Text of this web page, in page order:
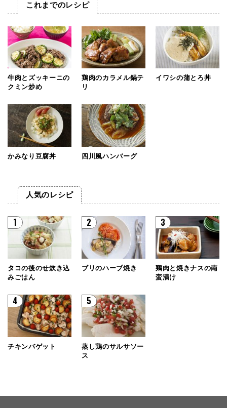
これまでのレシピ
牛肉とズッキーニの
クミン炒め
鶏肉のカラメル鍋テ
リ
イワシの蒲とろ丼
かみなり豆腐丼 四川風ハンバーグ
人気のレシピ
1
タコの後のせ炊き込
みごはん
2
ブリのハーブ焼き
3
鶏肉と焼きナスの南
蛮漬け
4
チキンバゲット
5
蒸し鶏のサルサソー
ス